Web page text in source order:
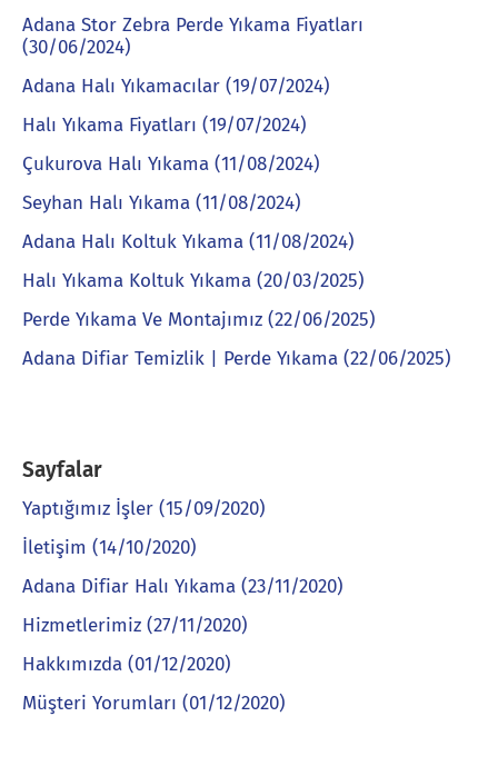
Adana Stor Zebra Perde Yıkama Fiyatları
(30/06/2024)
Adana Halı Yıkamacılar (19/07/2024)
Halı Yıkama Fiyatları (19/07/2024)
Çukurova Halı Yıkama (11/08/2024)
Seyhan Halı Yıkama (11/08/2024)
Adana Halı Koltuk Yıkama (11/08/2024)
Halı Yıkama Koltuk Yıkama (20/03/2025)
Perde Yıkama Ve Montajımız (22/06/2025)
Adana Difiar Temizlik | Perde Yıkama (22/06/2025)
Sayfalar
Yaptığımız İşler (15/09/2020)
İletişim (14/10/2020)
Adana Difiar Halı Yıkama (23/11/2020)
Hizmetlerimiz (27/11/2020)
Hakkımızda (01/12/2020)
Müşteri Yorumları (01/12/2020)